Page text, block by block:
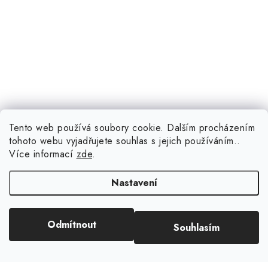
Tento web používá soubory cookie. Dalším procházením
tohoto webu vyjadřujete souhlas s jejich používáním..
Více informací zde.
Nastavení
Odmítnout Souhlasím
Skladem(1 ks)
1 299 Kč